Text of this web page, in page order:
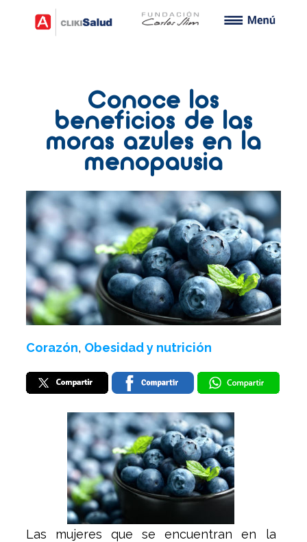
Conoce los
beneficios de las
moras azules en la
menopausia
Corazón, Obesidad y nutrición
Las mujeres que se encuentran en la